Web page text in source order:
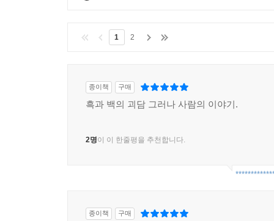
1 2
종이책 구매
흑과 백의 괴담 그러나 사람의 이야기.
2명이 이 한줄평을 추천합니다.
종이책 구매